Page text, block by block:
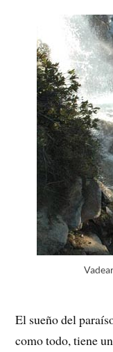
El sueño del
como todo, tiene